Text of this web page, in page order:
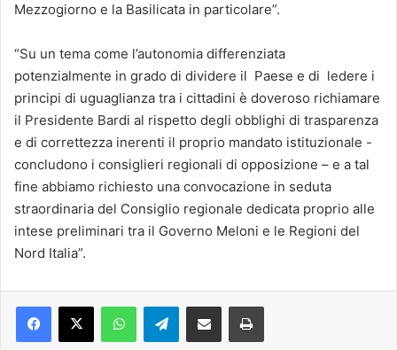
Mezzogiorno e la Basilicata in particolare”.
“Su un tema come l’autonomia differenziata
potenzialmente in grado di dividere il Paese e di ledere i
principi di uguaglianza tra i cittadini è doveroso richiamare
il Presidente Bardi al rispetto degli obblighi di trasparenza
e di correttezza inerenti il proprio mandato istituzionale -
concludono i consiglieri regionali di opposizione – e a tal
fine abbiamo richiesto una convocazione in seduta
straordinaria del Consiglio regionale dedicata proprio alle
intese preliminari tra il Governo Meloni e le Regioni del
Nord Italia”.
Telegram